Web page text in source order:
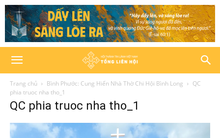
Trang chủ Bình Phước: Cung Hiến Nhà Thờ Chi Hội Bình Long
QC
phia truoc nha tho_1
QC phia truoc nha tho_1